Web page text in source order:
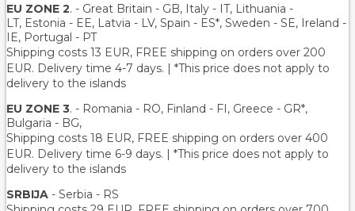
EU ZONE 2. - Great Britain - GB, Italy - IT, Lithuania -
LT, Estonia - EE, Latvia - LV, Spain - ES*, Sweden - SE, Ireland -
IE, Portugal - PT
Shipping costs 13 EUR, FREE shipping on orders over 200
EUR. Delivery time 4-7 days. | *This price does not apply to
delivery to the islands
EU ZONE 3. - Romania - RO, Finland - FI, Greece - GR*,
Bulgaria - BG,
Shipping costs 18 EUR, FREE shipping on orders over 400
EUR. Delivery time 6-9 days. | *This price does not apply to
delivery to the islands
SRBIJA - Serbia - RS